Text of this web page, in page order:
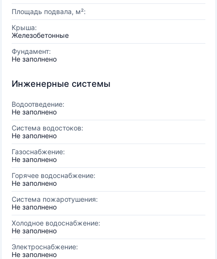
Площадь подвала, м²:
Крыша:
Железобетонные
Фундамент:
Не заполнено
Инженерные системы
Водоотведение:
Не заполнено
Система водостоков:
Не заполнено
Газоснабжение:
Не заполнено
Горячее водоснабжение:
Не заполнено
Система пожаротушения:
Не заполнено
Холодное водоснабжение:
Не заполнено
Электроснабжение:
Не заполнено